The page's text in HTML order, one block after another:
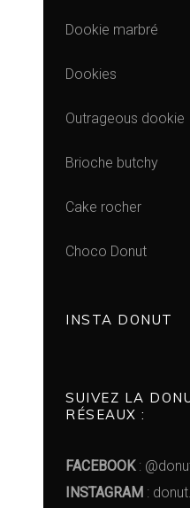
Dookie marbré
Dookies
Outrageous dookie
Brioche butchy
Cake rocher
Choco Donut
INSTA DONUT
SUIVEZ LA
RÉSEAUX :
FACEBOOK:
INSTAGRAM :